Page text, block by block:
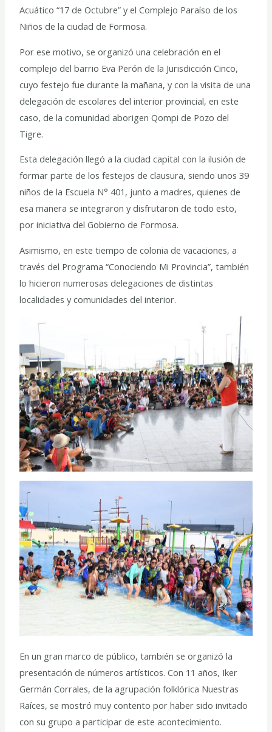
Acuático “17 de Octubre” y el Complejo Paraíso de los
Niños de la ciudad de Formosa.
Por ese motivo, se organizó una celebración en el
complejo del barrio Eva Perón de la Jurisdicción Cinco,
cuyo festejo fue durante la mañana, y con la visita de una
delegación de escolares del interior provincial, en este
caso, de la comunidad aborigen Qompi de Pozo del
Tigre.
Esta delegación llegó a la ciudad capital con la ilusión de
formar parte de los festejos de clausura, siendo unos 39
niños de la Escuela N° 401, junto a madres, quienes de
esa manera se integraron y disfrutaron de todo esto,
por iniciativa del Gobierno de Formosa.
Asimismo, en este tiempo de colonia de vacaciones, a
través del Programa “Conociendo Mi Provincia”, también
lo hicieron numerosas delegaciones de distintas
localidades y comunidades del interior.
En un gran marco de público, también se organizó la
presentación de números artísticos. Con 11 años, Iker
Germán Corrales, de la agrupación folklórica Nuestras
Raíces, se mostró muy contento por haber sido invitado
con su grupo a participar de este acontecimiento.